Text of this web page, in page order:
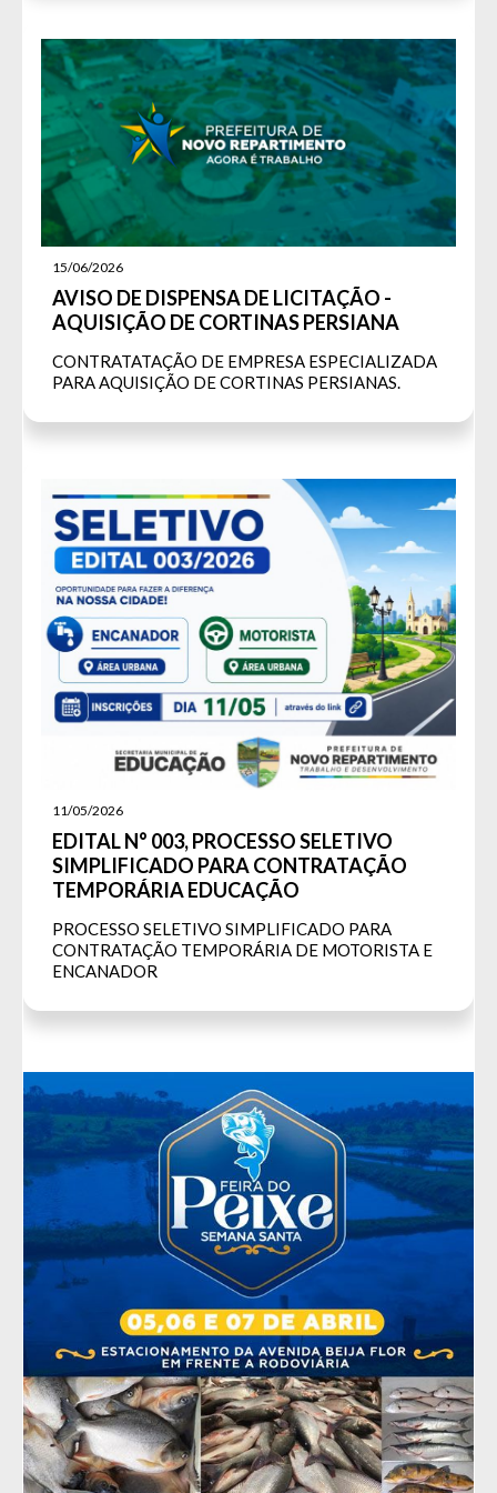
15/06/2026
AVISO DE DISPENSA DE LICITAÇÃO -
AQUISIÇÃO DE CORTINAS PERSIANA
CONTRATATAÇÃO DE EMPRESA ESPECIALIZADA
PARA AQUISIÇÃO DE CORTINAS PERSIANAS.
11/05/2026
EDITAL N° 003, PROCESSO SELETIVO
SIMPLIFICADO PARA CONTRATAÇÃO
TEMPORÁRIA EDUCAÇÃO
PROCESSO SELETIVO SIMPLIFICADO PARA
CONTRATAÇÃO TEMPORÁRIA DE MOTORISTA E
ENCANADOR